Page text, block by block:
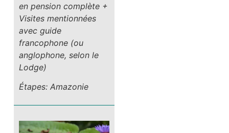
en pension complète +
Visites mentionnées
avec guide
francophone (ou
anglophone, selon le
Lodge)
Étapes: Amazonie